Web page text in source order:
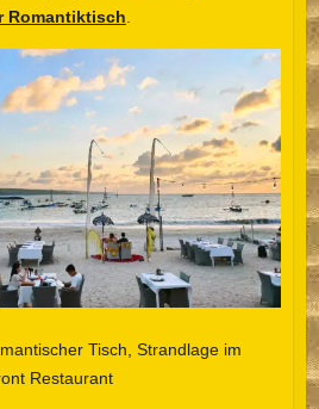
Romantiktisch
Tisch, Strandlage im
Restaurant